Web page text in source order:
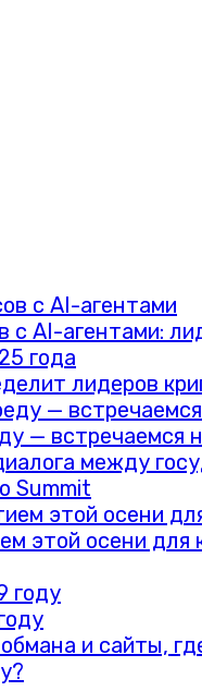
AI-агентами:
лидеров
— встречаемся
Summit
этой осени для